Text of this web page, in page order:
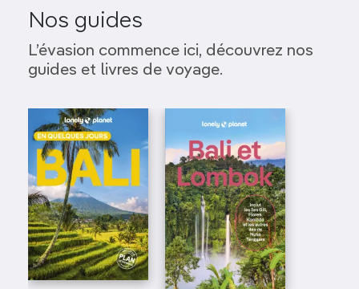
Nos guides
L’évasion commence ici, découvrez nos
guides et livres de voyage.